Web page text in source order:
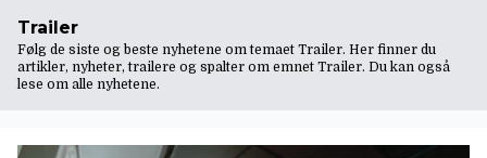
Trailer
Følg de siste og beste nyhetene om temaet Trailer. Her finner du
artikler, nyheter, trailere og spalter om emnet Trailer. Du kan også
lese om alle nyhetene.